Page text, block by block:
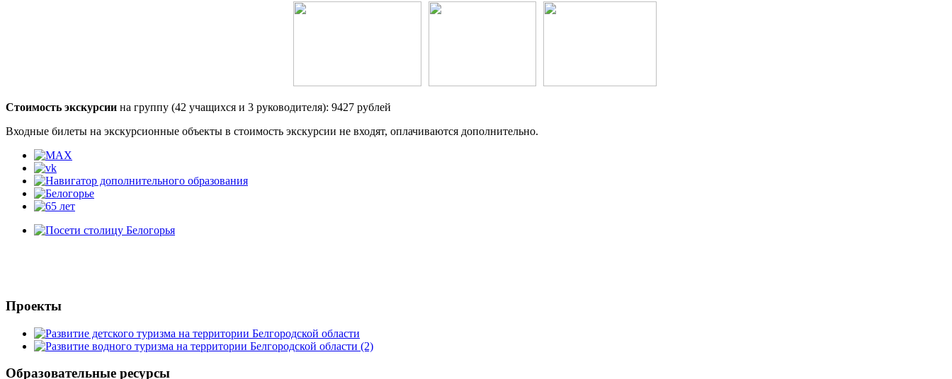
Стоимость экскурсии на группу (42 учащихся и 3 руководителя): 9427 рублей
Входные билеты на экскурсионные объекты в стоимость экскурсии не входят, оплачиваются дополнительно.
Проекты
Образовательные ресурсы